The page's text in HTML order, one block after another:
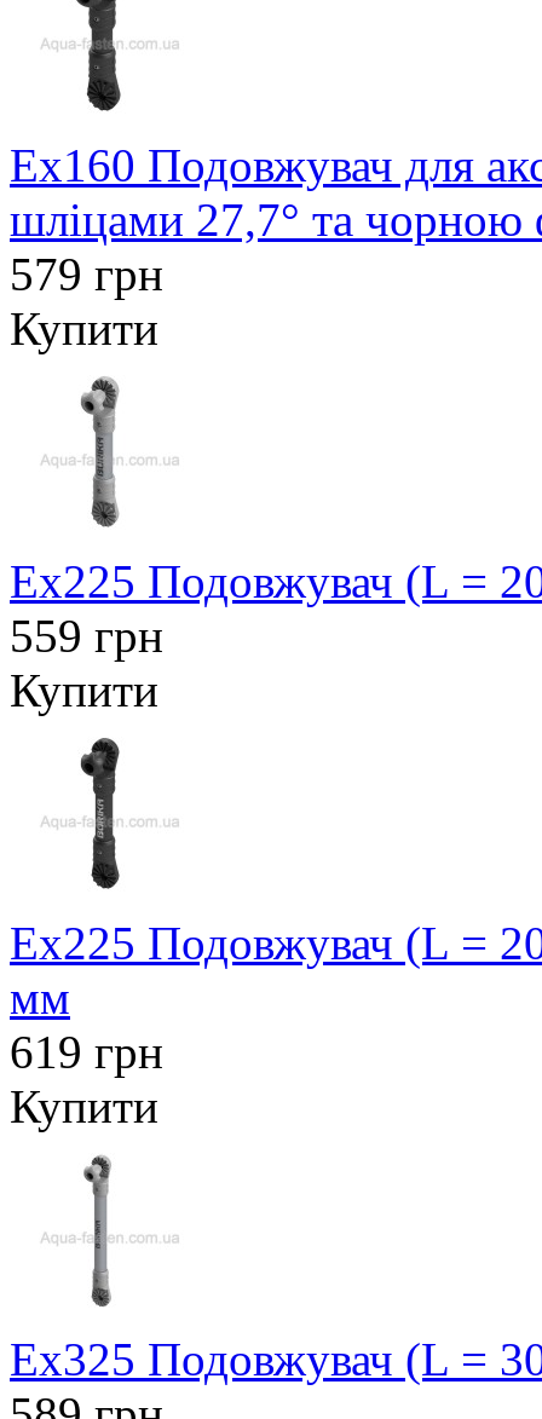
Ex160 Подовжувач для
шліцами 27,7° та
579 грн
Купити
Ex225 Подовжувач (L =
559 грн
Купити
Ex225 Подовжувач (L =
мм
619 грн
Купити
Ex325 Подовжувач (L =